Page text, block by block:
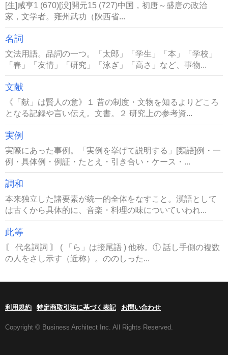
[生]咸亨1 (670)[没]開元15 (727)中国，初唐～盛唐の政治
家，文学者。雍州武功（陝西省...
名詞
文法用語。品詞の一つ。「太郎」「学生」「本」「学校」
「春」「友情」「研究」「泳ぎ」「高さ」など、事物...
文献
《「献」は賢人の意》１ 昔の制度・文物を知るよりどころ
となる記録や言い伝え。文書。２ 研究上の参考資...
実例
実際にあった事例。「実例を挙げて説明する」[類語]例・一
例・具体例・例証・たとえ・引き合い・ケース・...
調和
本来独立した諸要素が統一的全体をなすこと。漢語として
は古くから具体的に、音楽・料理の味についていわれ...
此等
〘 代名詞詞 〙 ( 「ら」は接尾語 ) 他称。① 話し手側の複数
の人をさし示す（近称）。ののしった...
利用規約 特定商取引法に基づく表記 お問い合わせ
Copyright © Business Architect Inc. All Rights Reserved.